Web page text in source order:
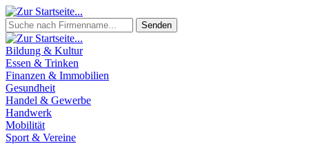
Senden
Bildung & Kultur
Essen & Trinken
Finanzen & Immobilien
Gesundheit
Handel & Gewerbe
Handwerk
Mobilität
Sport & Vereine